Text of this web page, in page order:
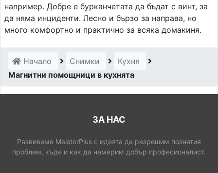
например. Добре е бурканчетата да бъдат с винт, за
да няма инциденти. Лесно и бързо за направа, но
много комфортно и практично за всяка домакиня.
Начало Снимки
Кухня
Магнитни помощници в кухнята
ЗА НАС
Развиваме MaistorPlus с идеята да разрешим познатия
проблем, къде и как да намерим добър професионалист.